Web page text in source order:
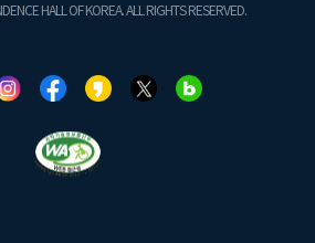
HALL OF KOREA. ALL RIGHTS RESERVED.